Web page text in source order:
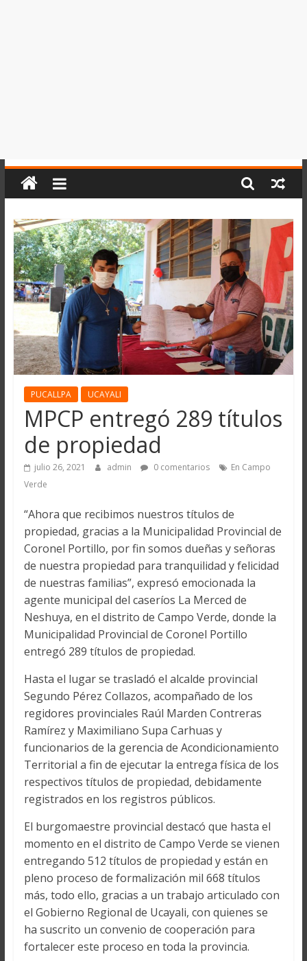
PUCALLPA UCAYALI
MPCP entregó 289 títulos
de propiedad
julio 26, 2021 admin 0 comentarios
En Campo
Verde
“Ahora que recibimos nuestros títulos de
propiedad, gracias a la Municipalidad Provincial de
Coronel Portillo, por fin somos dueñas y señoras
de nuestra propiedad para tranquilidad y felicidad
de nuestras familias”, expresó emocionada la
agente municipal del caseríos La Merced de
Neshuya, en el distrito de Campo Verde, donde la
Municipalidad Provincial de Coronel Portillo
entregó 289 títulos de propiedad.
Hasta el lugar se trasladó el alcalde provincial
Segundo Pérez Collazos, acompañado de los
regidores provinciales Raúl Marden Contreras
Ramírez y Maximiliano Supa Carhuas y
funcionarios de la gerencia de Acondicionamiento
Territorial a fin de ejecutar la entrega física de los
respectivos títulos de propiedad, debidamente
registrados en los registros públicos.
El burgomaestre provincial destacó que hasta el
momento en el distrito de Campo Verde se vienen
entregando 512 títulos de propiedad y están en
pleno proceso de formalización mil 668 títulos
más, todo ello, gracias a un trabajo articulado con
el Gobierno Regional de Ucayali, con quienes se
ha suscrito un convenio de cooperación para
fortalecer este proceso en toda la provincia.